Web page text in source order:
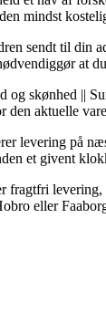
mindst
sendt til din
at
og skønhed ||
den aktuelle
levering på
et givent
fragtfri
eller